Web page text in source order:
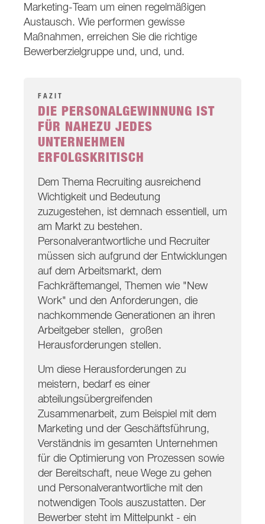
Marketing-Team um einen regelmäßigen
Austausch. Wie performen gewisse
Maßnahmen, erreichen Sie die richtige
Bewerberzielgruppe und, und, und.
FAZIT
DIE PERSONALGEWINNUNG IST
FÜR NAHEZU JEDES
UNTERNEHMEN
ERFOLGSKRITISCH
Dem Thema Recruiting ausreichend
Wichtigkeit und Bedeutung
zuzugestehen, ist demnach essentiell, um
am Markt zu bestehen.
Personalverantwortliche und Recruiter
müssen sich aufgrund der Entwicklungen
auf dem Arbeitsmarkt, dem
Fachkräftemangel, Themen wie "New
Work" und den Anforderungen, die
nachkommende Generationen an ihren
Arbeitgeber stellen, großen
Herausforderungen stellen.
Um diese Herausforderungen zu
meistern, bedarf es einer
abteilungsübergreifenden
Zusammenarbeit, zum Beispiel mit dem
Marketing und der Geschäftsführung,
Verständnis im gesamten Unternehmen
für die Optimierung von Prozessen sowie
der Bereitschaft, neue Wege zu gehen
und Personalverantwortliche mit den
notwendigen Tools auszustatten. Der
Bewerber steht im Mittelpunkt - ein